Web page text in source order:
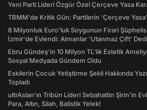
Yeni Parti Lideri Özgür Özel Çerçeve Yasa
TBMM'de Kritik Gün: Partilerin 'Çerçeve Yasa'
8 Milyonluk Euro'luk Soygunun Firari
İzmir'de Evlendi: Almanlar 'Utanmaz Çift'
Ebru Gündeş'in 10 Milyon TL'lik Estetik
Sosyal Medyada Gündem Oldu
Eskilerin Çocuk Yetiştirme Şekli Hakkında
Topladı
ultrAslan’ın Tribün Lideri Sebahattin Şirin’in
Para, Altın, Silah, Balistik Yelek!